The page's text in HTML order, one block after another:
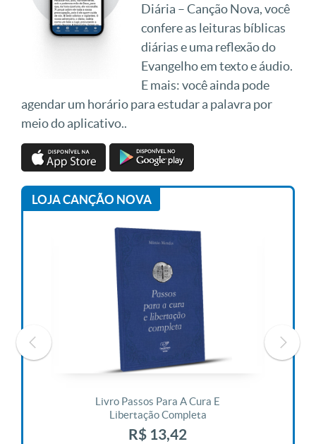
Diária – Canção Nova, você
confere as leituras bíblicas
diárias e uma reflexão do
Evangelho em texto e áudio.
E mais: você ainda pode
agendar um horário para estudar a palavra por
meio do aplicativo..
LOJA CANÇÃO NOVA
Livro Passos Para A Cura E
Libertação Completa
R$ 13,42